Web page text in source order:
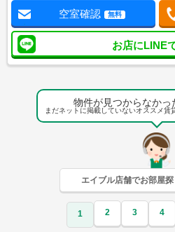
空室確認 無料
お店にLINE
物件が見つからなかっ
まだネットに掲載していないオススメ賃
エイブル店舗でお部屋
1 2 3 4